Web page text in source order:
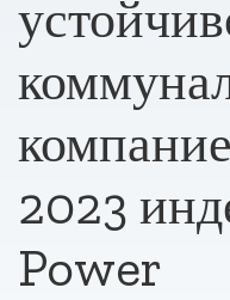
2023
Power